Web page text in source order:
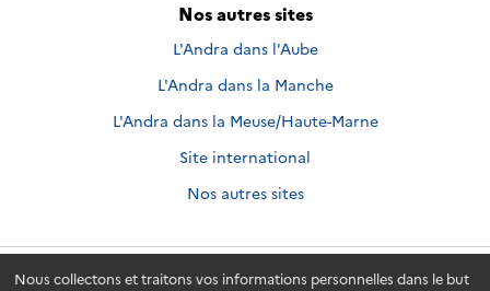
Nous collectons et traitons vos informations personnelles dans le but
Nos autres sites
L'Andra dans l'Aube
L'Andra dans la Manche
L'Andra dans la Meuse/Haute-Marne
Site international
Nos autres sites
Andra.fr © 2026 - Andra. Tous droits réservés.